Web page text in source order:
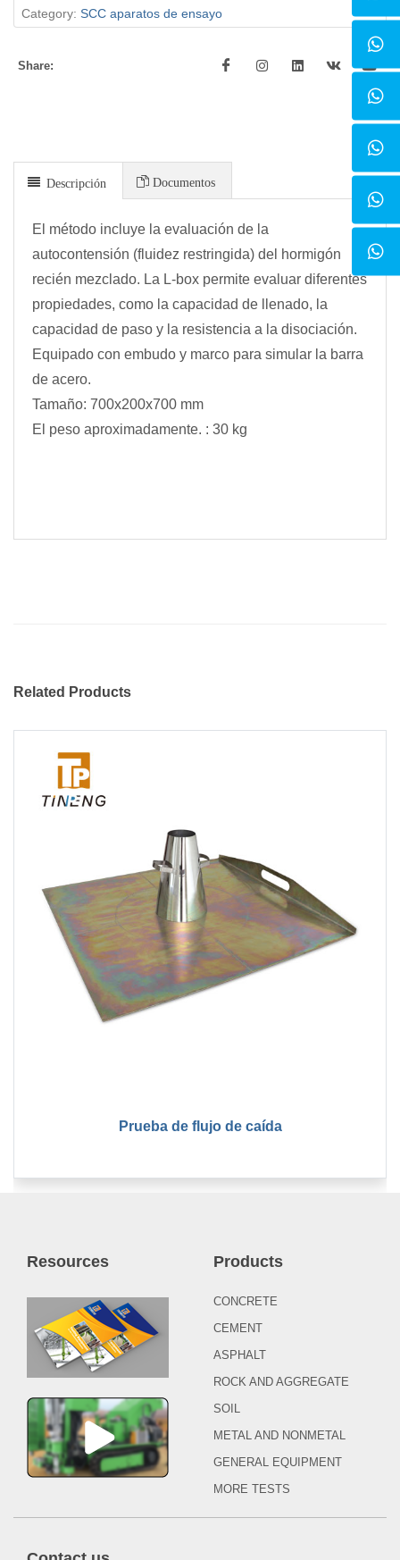
Category: SCC aparatos de ensayo
Share:
Descripción Documentos
El método incluye la evaluación de la
autocontensión (fluidez restringida) del hormigón
recién mezclado. La L-box permite evaluar diferentes
propiedades, como la capacidad de llenado, la
capacidad de paso y la resistencia a la disociación.
Equipado con embudo y marco para simular la barra
de acero.
Tamaño: 700x200x700 mm
El peso aproximadamente. : 30 kg
Related Products
Prueba de flujo de caída
Resources Products
CONCRETE
CEMENT
ASPHALT
ROCK AND AGGREGATE
SOIL
METAL AND NONMETAL
GENERAL EQUIPMENT
MORE TESTS